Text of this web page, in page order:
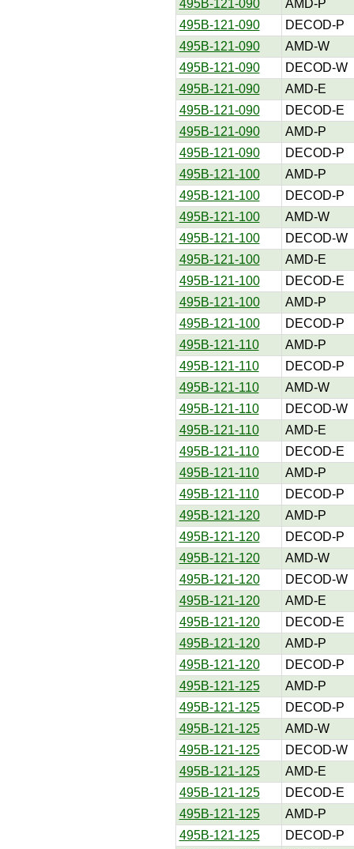
495B-121-090
AMD-P
495B-121-090
DECOD-P
495B-121-090
AMD-W
495B-121-090
DECOD-W
495B-121-090
AMD-E
495B-121-090
DECOD-E
495B-121-090
AMD-P
495B-121-090
DECOD-P
495B-121-100
AMD-P
495B-121-100
DECOD-P
495B-121-100
AMD-W
495B-121-100
DECOD-W
495B-121-100
AMD-E
495B-121-100
DECOD-E
495B-121-100
AMD-P
495B-121-100
DECOD-P
495B-121-110
AMD-P
495B-121-110
DECOD-P
495B-121-110
AMD-W
495B-121-110
DECOD-W
495B-121-110
AMD-E
495B-121-110
DECOD-E
495B-121-110
AMD-P
495B-121-110
DECOD-P
495B-121-120
AMD-P
495B-121-120
DECOD-P
495B-121-120
AMD-W
495B-121-120
DECOD-W
495B-121-120
AMD-E
495B-121-120
DECOD-E
495B-121-120
AMD-P
495B-121-120
DECOD-P
495B-121-125
AMD-P
495B-121-125
DECOD-P
495B-121-125
AMD-W
495B-121-125
DECOD-W
495B-121-125
AMD-E
495B-121-125
DECOD-E
495B-121-125
AMD-P
495B-121-125
DECOD-P